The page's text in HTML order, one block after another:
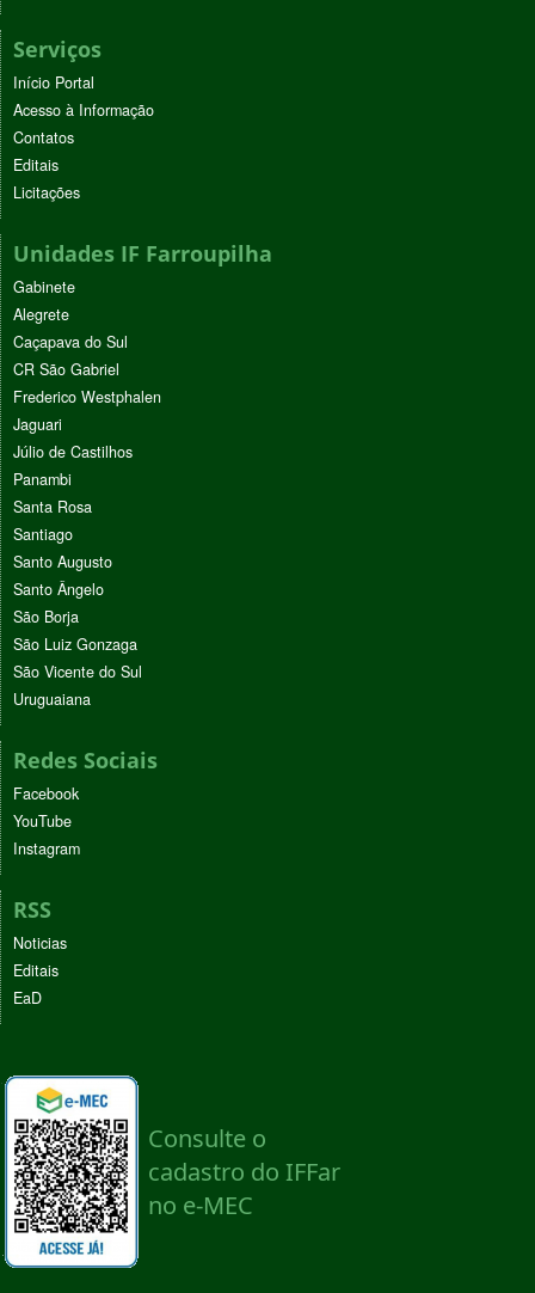
Serviços
Início Portal
Acesso à Informação
Contatos
Editais
Licitações
Unidades IF Farroupilha
Gabinete
Alegrete
Caçapava do Sul
CR São Gabriel
Frederico Westphalen
Jaguari
Júlio de Castilhos
Panambi
Santa Rosa
Santiago
Santo Augusto
Santo Ângelo
São Borja
São Luiz Gonzaga
São Vicente do Sul
Uruguaiana
Redes Sociais
Facebook
YouTube
Instagram
RSS
Noticias
Editais
EaD